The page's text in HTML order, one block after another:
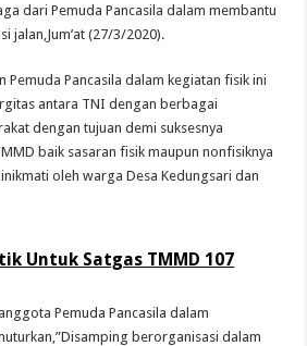
dari Pemuda Pancasila dalam membantu
jalan,Jum’at (27/3/2020).
Pemuda Pancasila dalam kegiatan fisik ini
antara TNI dengan berbagai
dengan tujuan demi suksesnya
baik sasaran fisik maupun nonfisiknya
oleh warga Desa Kedungsari dan
Untuk Satgas TMMD 107
Pemuda Pancasila dalam
berorganisasi dalam